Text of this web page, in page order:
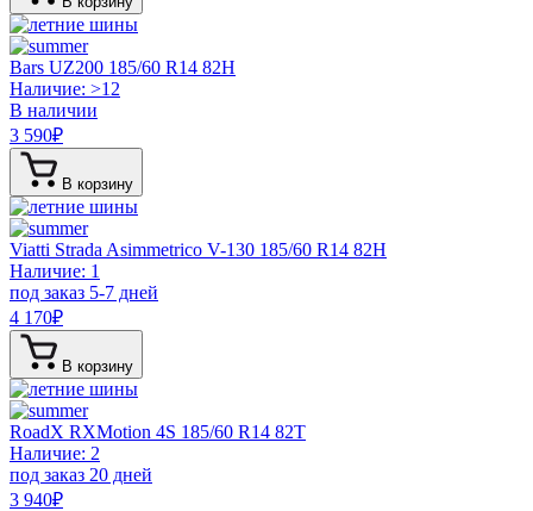
Bars UZ200 185/60 R14 82H
Наличие: >12
В наличии
3 590₽
В корзину
Viatti Strada Asimmetrico V-130 185/60 R14 82H
Наличие: 1
под заказ 5-7 дней
4 170₽
В корзину
RoadX RXMotion 4S 185/60 R14 82T
Наличие: 2
под заказ 20 дней
3 940₽